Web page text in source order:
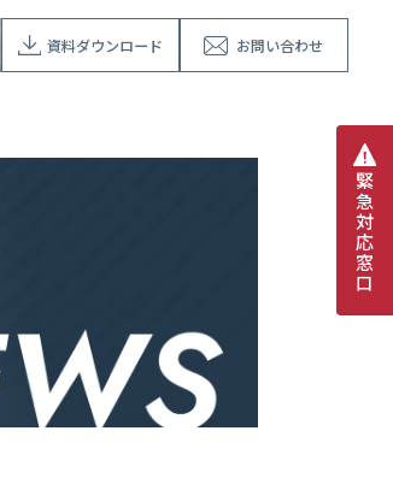
資料ダウンロード お問い合わせ
緊
急
対
応
窓
口